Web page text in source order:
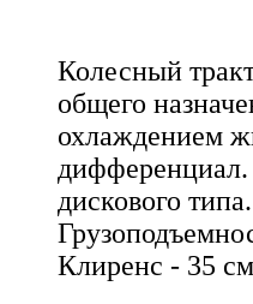
Колесный
общего
охлаждением
дискового
Клиренс - 35